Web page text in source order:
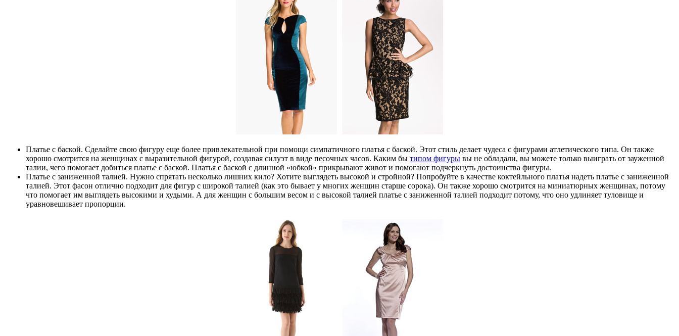
Платье с баской. Сделайте свою фигуру еще более привлекательной при помощи симпатичного платья с баской. Этот стиль делает чудеса с фигурами атлетического типа. Он также
хорошо смотрится на женщинах с выразительной фигурой, создавая силуэт в виде песочных часов. Каким бы типом фигуры вы не обладали, вы можете только выиграть от зауженной
талии, чего помогает добиться платье с баской. Платья с баской с длинной «юбкой» прикрывают живот и помогают подчеркнуть достоинства фигуры.
Платье с заниженной талией. Нужно спрятать несколько лишних кило? Хотите выглядеть высокой и стройной? Попробуйте в качестве коктейльного платья надеть платье с заниженной
талией. Этот фасон отлично подходит для фигур с широкой талией (как это бывает у многих женщин старше сорока). Он также хорошо смотрится на миниатюрных женщинах, потому
что помогает им выглядеть высокими и худыми. А для женщин с большим весом и с высокой талией платье с заниженной талией подходит потому, что оно удлиняет туловище и
уравновешивает пропорции.